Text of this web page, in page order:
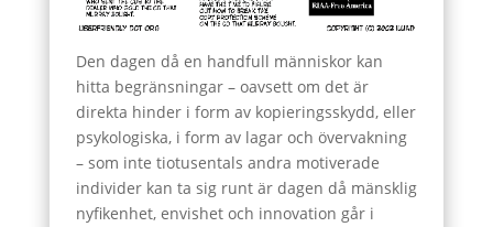
Den dagen då en handfull människor kan
hitta begränsningar – oavsett om det är
direkta hinder i form av kopieringsskydd, eller
psykologiska, i form av lagar och övervakning
– som inte tiotusentals andra motiverade
individer kan ta sig runt är dagen då mänsklig
nyfikenhet, envishet och innovation går i